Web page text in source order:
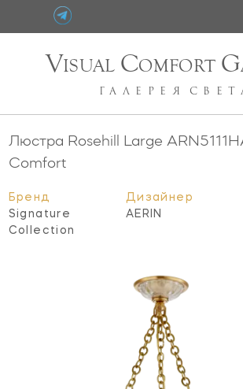
VISUAL COMFORT G
ГАЛЕРЕЯ
Люстра Rosehill Large
Comfort
Бренд
Signature
Collection
Дизайнер
AERIN